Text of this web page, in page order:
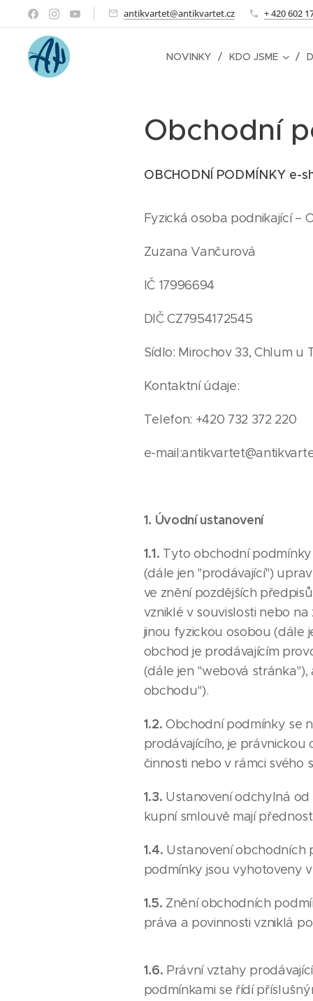
antikvartet@antikvartet.cz + 420 602
NOVINKY KDO JSME
Obchodní
OBCHODNÍ PODMÍNKY
Fyzická osoba podnikající –
Zuzana Vančurová
IČ 17996694
DIČ CZ7954172545
Sídlo: Mirochov 33, Chlum u
Kontaktní údaje:
Telefon: +420 732 372 220
e-
1. Úvodní ustanovení
1.1. Tyto obchodní podmínky
(dále jen "prodávající")
ve znění pozdějších
vzniklé v souvislosti nebo
jinou fyzickou osobou (dále
obchod je prodávajícím
(dále jen "webová
obchodu").
1.2. Obchodní podmínky se
prodávajícího, je právnickou
činnosti nebo v rámci
1.3. Ustanovení odchylná
kupní smlouvě mají
1.4. Ustanovení obchodních
podmínky jsou vyhotoveny
1.5. Znění obchodních
práva a povinnosti vzniklá
1.6. Právní vztahy
podmínkami se řídí